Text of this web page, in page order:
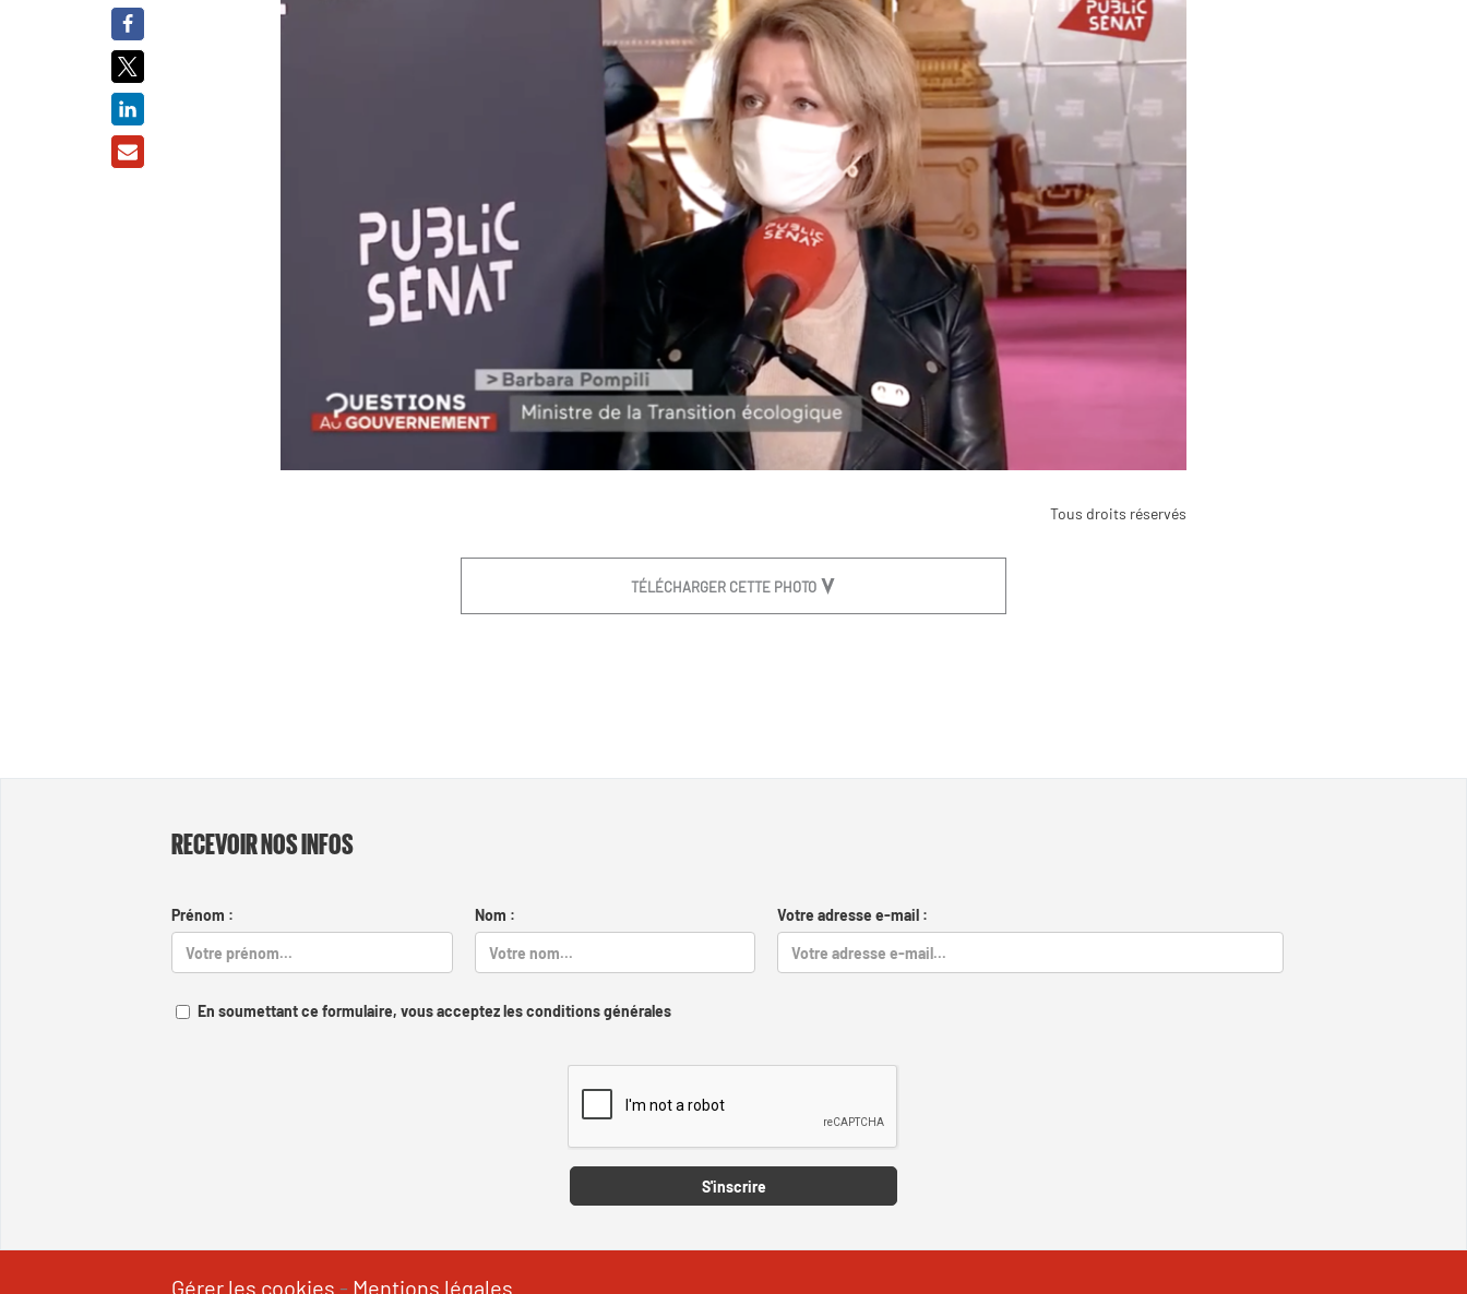
Tous droits réservés
TÉLÉCHARGER CETTE PHOTO
RECEVOIR NOS INFOS
Prénom : Nom : Votre adresse e-mail :
En soumettant ce formulaire, vous acceptez les conditions générales
S'inscrire
Gérer les cookies - Mentions légales